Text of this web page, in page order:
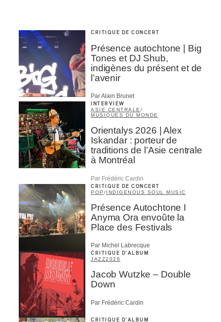
CRITIQUE DE CONCERT
Présence autochtone | Big
Tones et DJ Shub,
indigènes du présent et de
l’avenir
Par Alain Brunet
INTERVIEW
ASIE CENTRALE/
MUSIQUES DU MONDE
Orientalys 2026 | Alex
Iskandar : porteur de
traditions de l’Asie centrale
à Montréal
Par Frédéric Cardin
CRITIQUE DE CONCERT
POP /INDIGENOUS SOUL MUSIC
Présence Autochtone I
Anyma Ora envoûte la
Place des Festivals
Par Michel Labrecque
CRITIQUE D'ALBUM
JAZZ2026
Jacob Wutzke – Double
Down
Par Frédéric Cardin
CRITIQUE D'ALBUM